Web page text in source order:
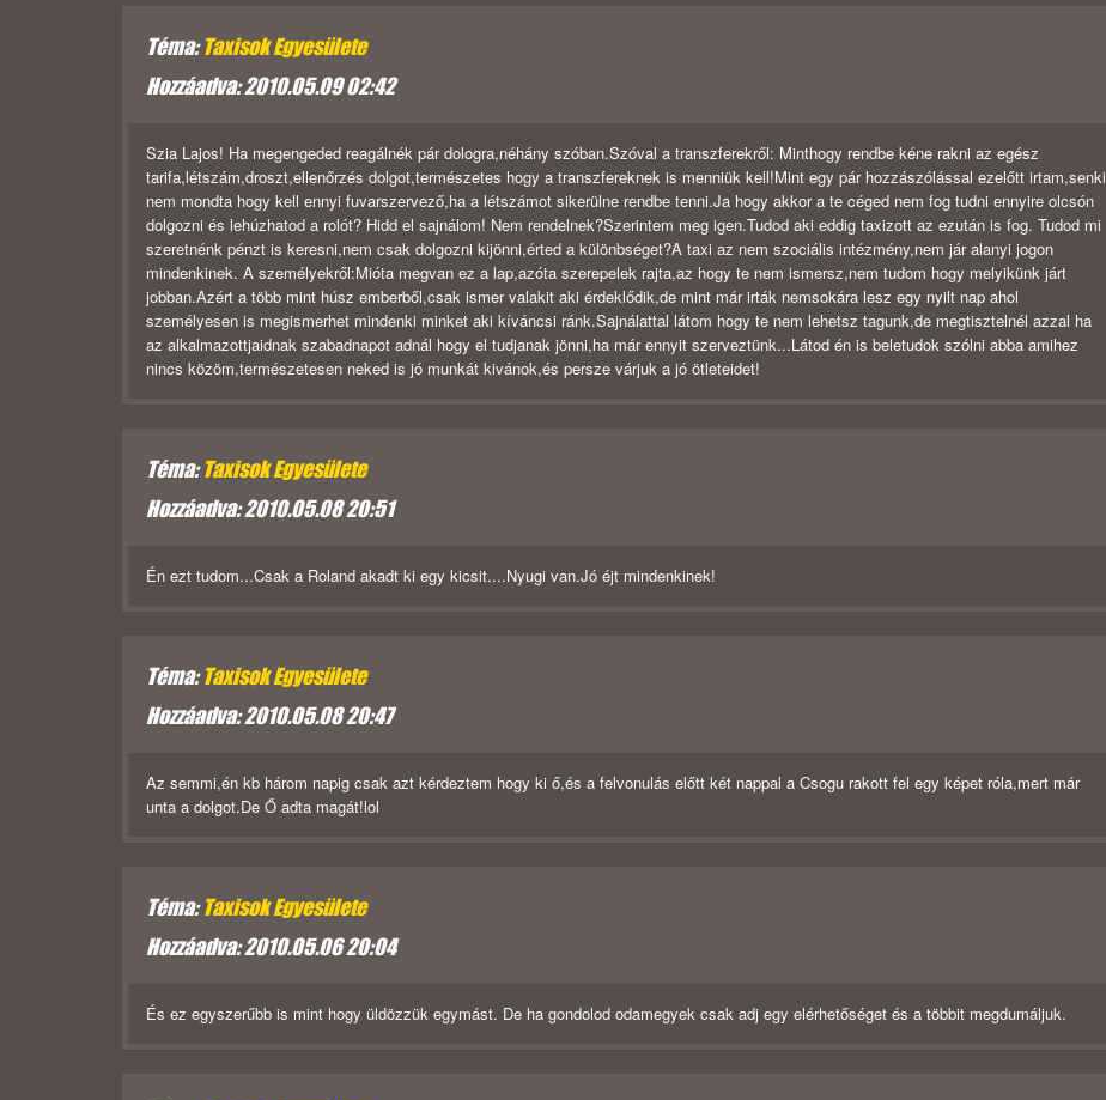
Téma:Taxisok Egyesülete
Hozzáadva: 2010.05.09 02:42
Szia Lajos! Ha megengeded reagálnék pár dologra,néhány szóban.Szóval a transzferekről: Minthogy rendbe kéne rakni az egész
tarifa,létszám,droszt,ellenőrzés dolgot,természetes hogy a transzfereknek is menniük kell!Mint egy pár hozzászólással ezelőtt irtam,senki
nem mondta hogy kell ennyi fuvarszervező,ha a létszámot sikerülne rendbe tenni.Ja hogy akkor a te céged nem fog tudni ennyire olcsón
dolgozni és lehúzhatod a rolót? Hidd el sajnálom! Nem rendelnek?Szerintem meg igen.Tudod aki eddig taxizott az ezután is fog. Tudod mi
szeretnénk pénzt is keresni,nem csak dolgozni kijönni,érted a különbséget?A taxi az nem szociális intézmény,nem jár alanyi jogon
mindenkinek. A személyekről:Mióta megvan ez a lap,azóta szerepelek rajta,az hogy te nem ismersz,nem tudom hogy melyikünk járt
jobban.Azért a több mint húsz emberből,csak ismer valakit aki érdeklődik,de mint már irták nemsokára lesz egy nyilt nap ahol
személyesen is megismerhet mindenki minket aki kíváncsi ránk.Sajnálattal látom hogy te nem lehetsz tagunk,de megtisztelnél azzal ha
az alkalmazottjaidnak szabadnapot adnál hogy el tudjanak jönni,ha már ennyit szerveztünk...Látod én is beletudok szólni abba amihez
nincs közöm,természetesen neked is jó munkát kivánok,és persze várjuk a jó ötleteidet!
Téma:Taxisok Egyesülete
Hozzáadva: 2010.05.08 20:51
Én ezt tudom...Csak a Roland akadt ki egy kicsit....Nyugi van.Jó éjt mindenkinek!
Téma:Taxisok Egyesülete
Hozzáadva: 2010.05.08 20:47
Az semmi,én kb három napig csak azt kérdeztem hogy ki ő,és a felvonulás előtt két nappal a Csogu rakott fel egy képet róla,mert már
unta a dolgot.De Ő adta magát!lol
Téma:Taxisok Egyesülete
Hozzáadva: 2010.05.06 20:04
És ez egyszerűbb is mint hogy üldözzük egymást. De ha gondolod odamegyek csak adj egy elérhetőséget és a többit megdumáljuk.